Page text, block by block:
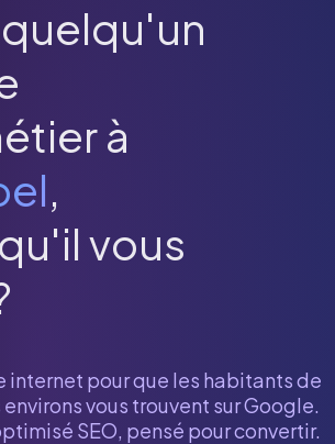
à
,
vous
internet pour que les habitants de
environs vous trouvent sur Google.
SEO, pensé pour convertir.